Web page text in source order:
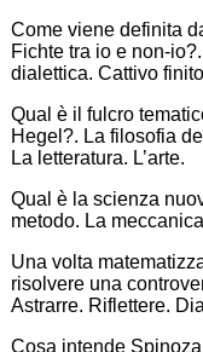
Come viene definita
Fichte tra io e non-
dialettica. Cattivo
Qual è il fulcro
Hegel?. La filosofia
La letteratura. L’arte.
Qual è la scienza
metodo. La
Una volta
risolvere una
Astrarre. Riflettere.
Cosa intende Spinoza